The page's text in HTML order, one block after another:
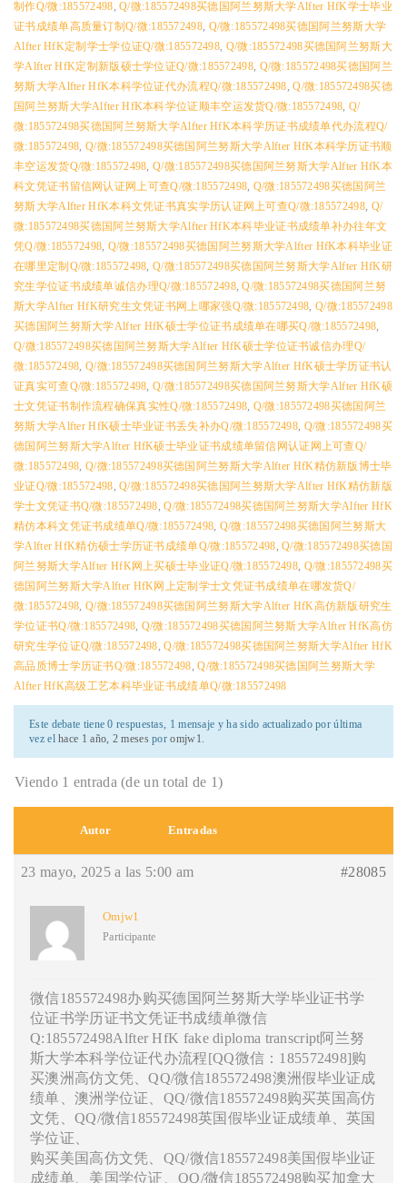
制作Q/微:185572498,Q/微:185572498买德国阿兰努斯大学Alfter HfK学士毕业
证书成绩单高质量订制Q/微:185572498, Q/微:185572498买德国阿兰努斯大学
Alfter HfK定制学士学位证Q/微:185572498, Q/微:185572498买德国阿兰努斯大
学Alfter HfK定制新版硕士学位证Q/微:185572498, Q/微:185572498买德国阿兰
努斯大学Alfter HfK本科学位证代办流程Q/微:185572498,Q/微:185572498买德
国阿兰努斯大学Alfter HfK本科学位证顺丰空运发货Q/微:185572498, Q/
微:185572498买德国阿兰努斯大学Alfter HfK本科学历证书成绩单代办流程Q/
微:185572498, Q/微:185572498买德国阿兰努斯大学Alfter HfK本科学历证书顺
丰空运发货Q/微:185572498,Q/微:185572498买德国阿兰努斯大学Alfter HfK本
科文凭证书留信网认证网上可查Q/微:185572498, Q/微:185572498买德国阿兰
努斯大学Alfter HfK本科文凭证书真实学历认证网上可查Q/微:185572498, Q/
微:185572498买德国阿兰努斯大学Alfter HfK本科毕业证书成绩单补办往年文
凭Q/微:185572498, Q/微:185572498买德国阿兰努斯大学Alfter HfK本科毕业证
在哪里定制Q/微:185572498,Q/微:185572498买德国阿兰努斯大学Alfter HfK研
究生学位证书成绩单诚信办理Q/微:185572498,Q/微:185572498买德国阿兰努
斯大学Alfter HfK研究生文凭证书网上哪家强Q/微:185572498,Q/微:185572498
买德国阿兰努斯大学Alfter HfK硕士学位证书成绩单在哪买Q/微:185572498,
Q/微:185572498买德国阿兰努斯大学Alfter HfK硕士学位证书诚信办理Q/
微:185572498, Q/微:185572498买德国阿兰努斯大学Alfter HfK硕士学历证书认
证真实可查Q/微:185572498,Q/微:185572498买德国阿兰努斯大学Alfter HfK硕
士文凭证书制作流程确保真实性Q/微:185572498, Q/微:185572498买德国阿兰
努斯大学Alfter HfK硕士毕业证书丢失补办Q/微:185572498, Q/微:185572498买
德国阿兰努斯大学Alfter HfK硕士毕业证书成绩单留信网认证网上可查Q/
微:185572498, Q/微:185572498买德国阿兰努斯大学Alfter HfK精仿新版博士毕
业证Q/微:185572498,Q/微:185572498买德国阿兰努斯大学Alfter HfK精仿新版
学士文凭证书Q/微:185572498,Q/微:185572498买德国阿兰努斯大学Alfter HfK
精仿本科文凭证书成绩单Q/微:185572498, Q/微:185572498买德国阿兰努斯大
学Alfter HfK精仿硕士学历证书成绩单Q/微:185572498,Q/微:185572498买德国
阿兰努斯大学Alfter HfK网上买硕士毕业证Q/微:185572498, Q/微:185572498买
德国阿兰努斯大学Alfter HfK网上定制学士文凭证书成绩单在哪发货Q/
微:185572498, Q/微:185572498买德国阿兰努斯大学Alfter HfK高仿新版研究生
学位证书Q/微:185572498, Q/微:185572498买德国阿兰努斯大学Alfter HfK高仿
研究生学位证Q/微:185572498,Q/微:185572498买德国阿兰努斯大学Alfter HfK
高品质博士学历证书Q/微:185572498,Q/微:185572498买德国阿兰努斯大学
Alfter HfK高级工艺本科毕业证书成绩单Q/微:185572498
Este debate tiene 0 respuestas, 1 mensaje y ha sido actualizado por última
vez elhace 1 año, 2 mesesporomjw1.
Viendo 1 entrada (de un total de 1)
Autor Entradas
23 mayo, 2025 a las 5:00 am #28085
Omjw1
Participante
微信185572498办购买德国阿兰努斯大学毕业证书学
位证书学历证书文凭证书成绩单微信
Q:185572498Alfter HfK fake diploma transcript阿兰努
斯大学本科学位证代办流程[QQ微信：185572498]购
买澳洲高仿文凭、QQ/微信185572498澳洲假毕业证成
绩单、澳洲学位证、QQ/微信185572498购买英国高仿
文凭、QQ/微信185572498英国假毕业证成绩单、英国
学位证、
购买美国高仿文凭、QQ/微信185572498美国假毕业证
成绩单、美国学位证、QQ/微信185572498购买加拿大